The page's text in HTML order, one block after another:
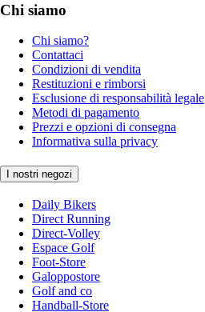
Chi siamo
Chi siamo?
Contattaci
Condizioni di vendita
Restituzioni e rimborsi
Esclusione di responsabilità legale
Metodi di pagamento
Prezzi e opzioni di consegna
Informativa sulla privacy
I nostri negozi
Daily Bikers
Direct Running
Direct-Volley
Espace Golf
Foot-Store
Galoppostore
Golf and co
Handball-Store